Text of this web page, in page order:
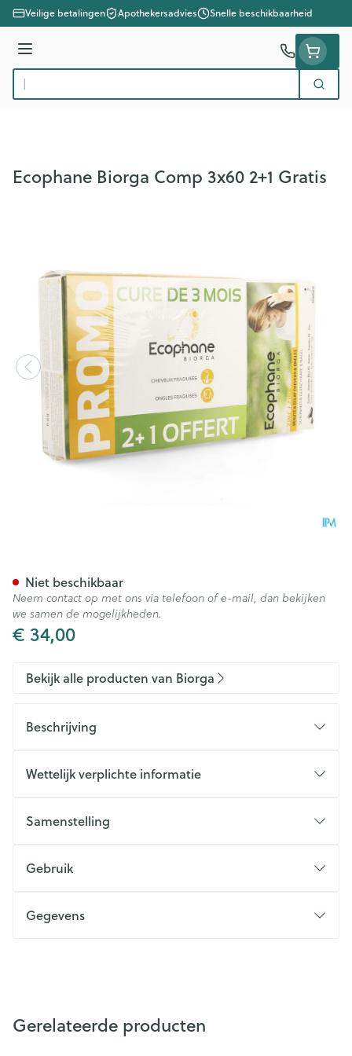
Ga naar de inhoud
Veilige betalingen Apothekersadvies Snelle beschikbaarheid
Menu
Product, merk, categorie... Zoek
Ecophane Biorga Comp 3x60 2+1 Gratis
€ 34,00
Niet beschikbaar
Neem contact op met ons via telefoon of e-mail, dan bekijken
we samen de mogelijkheden.
Bekijk alle producten van Biorga
Beschrijving
Wettelijk verplichte informatie
Samenstelling
Gebruik
Gegevens
Gerelateerde producten